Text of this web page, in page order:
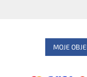
MOJE